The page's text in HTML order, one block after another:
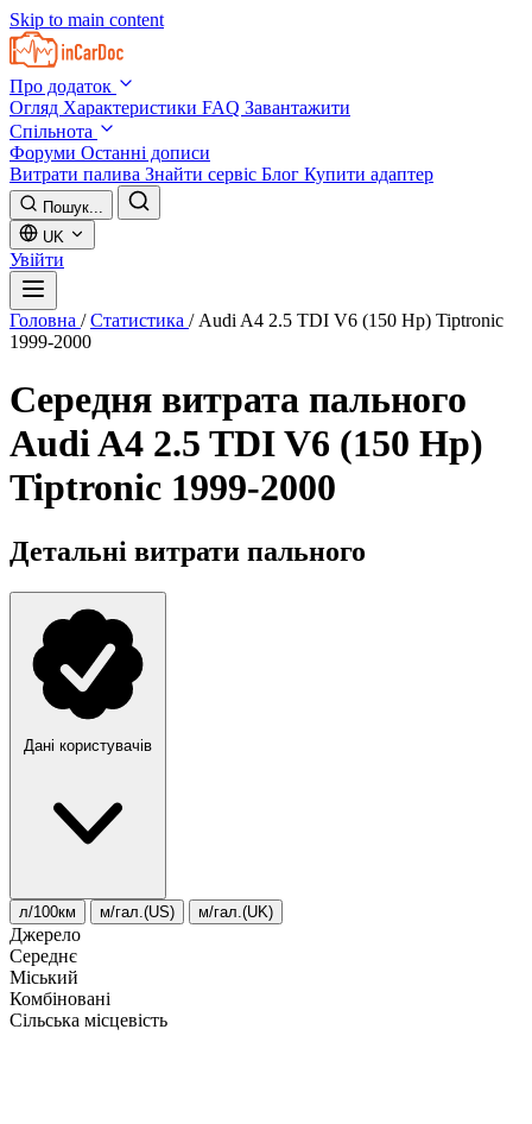
Skip to main content
Про додаток
Огляд Характеристики FAQ Завантажити
Спільнота
Форуми Останні дописи
Витрати палива Знайти сервіс Блог Купити адаптер
Пошук...
UK
Увійти
Головна / Статистика / Audi A4 2.5 TDI V6 (150 Hp) Tiptronic
1999-2000
Середня витрата пального
Audi A4 2.5 TDI V6 (150 Hp)
Tiptronic 1999-2000
Детальні витрати пального
Дані користувачів
л/100км м/гал.(US) м/гал.(UK)
Джерело
Середнє
Міський
Комбіновані
Сільська місцевість